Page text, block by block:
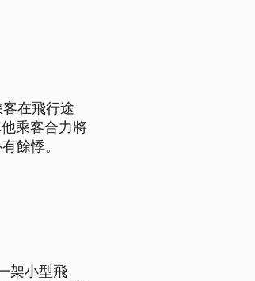
在飛行途
乘客合力將
餘悸。
架小型飛